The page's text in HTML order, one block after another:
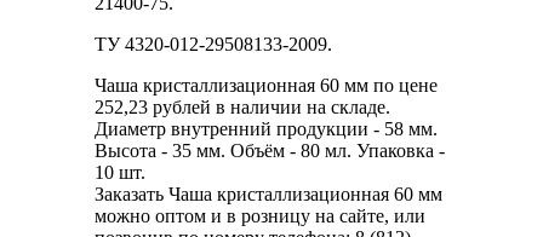
ТУ 4320-012-29508133-2009.
Чаша кристаллизационная 60 мм по цене
252,23 рублей в наличии на складе.
Диаметр внутренний продукции - 58 мм.
Высота - 35 мм. Объём - 80 мл. Упаковка -
10 шт.
Заказать Чаша кристаллизационная 60 мм
можно оптом и в розницу на сайте, или